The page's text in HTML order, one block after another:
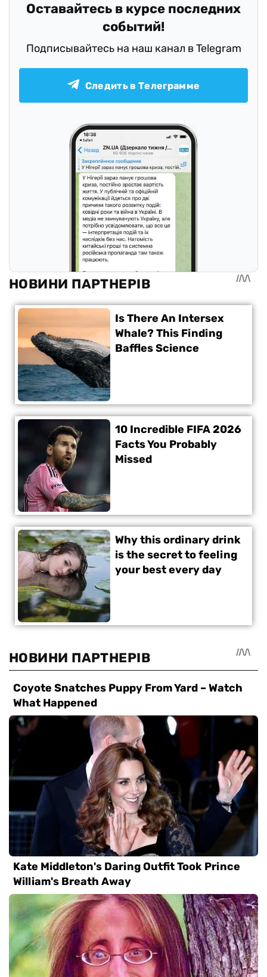
Оставайтесь в курсе последних
событий!
Подписывайтесь на наш канал в Telegram
Следить в Телеграмме